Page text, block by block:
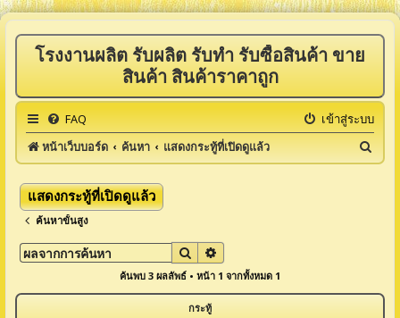
โรงงานผลิต รับผลิต รับทำ รับซื้อสินค้า ขาย
สินค้า สินค้าราคาถูก
FAQ
เข้าสู่ระบบ
หน้าเว็บบอร์ด
ค้นหา แสดงกระทู้ที่เปิดดูแล้ว
น
แสดงกระทู้ที่เปิดดูแล้ว
ค้นหาขั้นสูง
ค้นหา
ค้นพบ 3 ผลลัพธ์ • หน้า 1 จากทั้งหมด 1
กระทู้